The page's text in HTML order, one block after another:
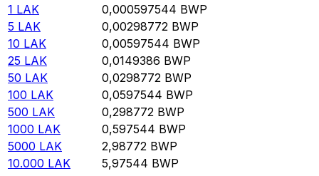
1 LAK 0,000597544 BWP
5 LAK 0,00298772 BWP
10 LAK 0,00597544 BWP
25 LAK 0,0149386 BWP
50 LAK 0,0298772 BWP
100 LAK 0,0597544 BWP
500 LAK 0,298772 BWP
1000 LAK 0,597544 BWP
5000 LAK 2,98772 BWP
10.000 LAK 5,97544 BWP